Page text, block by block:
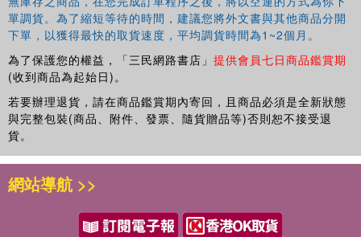
單調貨。為了縮短等待的時間，建議您將外文書與其他商品分開
下單，以獲得最快的取貨速度，平均調貨時間為1~2個月。
為了保護您的權益，「三民網路書店」 提供會員七日商品鑑賞期
(收到商品為起始日)。
若要辦理退貨，請在商品鑑賞期內寄回，且商品必須是全新狀態
與完整包裝(商品、附件、發票、隨貨贈品等)否則恕不接受退
貨。
網站導航 >>